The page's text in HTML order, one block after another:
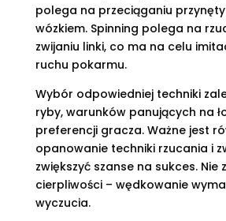
polega na przeciąganiu przynęty
wózkiem. Spinning polega na
zwijaniu linki, co ma na celu
ruchu pokarmu.
Wybór odpowiedniej techniki
ryby, warunków panujących na
preferencji gracza. Ważne jest
opanowanie techniki rzucania i
zwiększyć szanse na sukces. Nie
cierpliwości – wędkowanie
wyczucia.